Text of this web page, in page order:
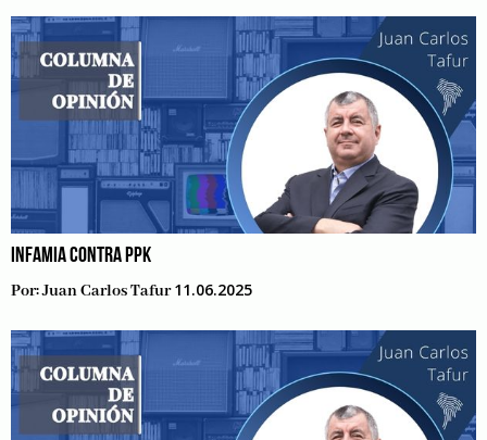
INFAMIA CONTRA PPK
Por:Juan Carlos Tafur 11.06.2025